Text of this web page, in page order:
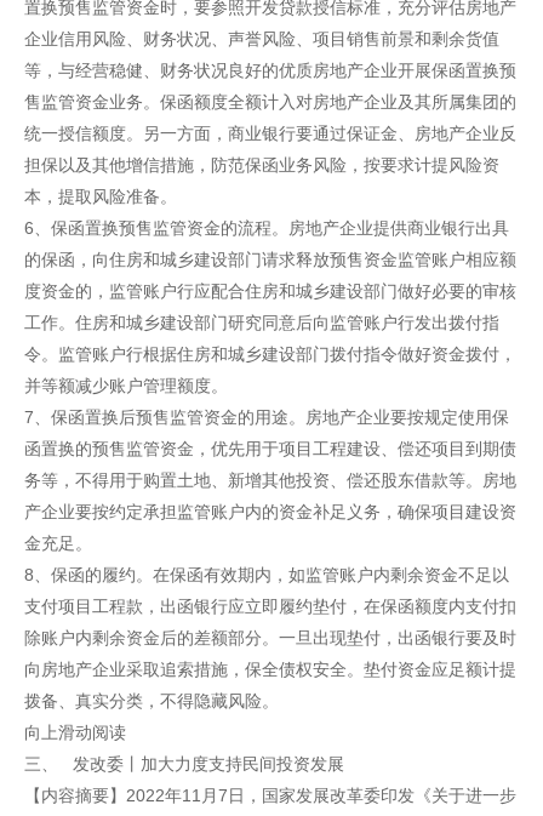
置换预售监管资金时，要参照开发贷款授信标准，充分评估房地产
企业信用风险、财务状况、声誉风险、项目销售前景和剩余货值
等，与经营稳健、财务状况良好的优质房地产企业开展保函置换预
售监管资金业务。保函额度全额计入对房地产企业及其所属集团的
统一授信额度。另一方面，商业银行要通过保证金、房地产企业反
担保以及其他增信措施，防范保函业务风险，按要求计提风险资
本，提取风险准备。
6、保函置换预售监管资金的流程。房地产企业提供商业银行出具
的保函，向住房和城乡建设部门请求释放预售资金监管账户相应额
度资金的，监管账户行应配合住房和城乡建设部门做好必要的审核
工作。住房和城乡建设部门研究同意后向监管账户行发出拨付指
令。监管账户行根据住房和城乡建设部门拨付指令做好资金拨付，
并等额减少账户管理额度。
7、保函置换后预售监管资金的用途。房地产企业要按规定使用保
函置换的预售监管资金，优先用于项目工程建设、偿还项目到期债
务等，不得用于购置土地、新增其他投资、偿还股东借款等。房地
产企业要按约定承担监管账户内的资金补足义务，确保项目建设资
金充足。
8、保函的履约。在保函有效期内，如监管账户内剩余资金不足以
支付项目工程款，出函银行应立即履约垫付，在保函额度内支付扣
除账户内剩余资金后的差额部分。一旦出现垫付，出函银行要及时
向房地产企业采取追索措施，保全债权安全。垫付资金应足额计提
拨备、真实分类，不得隐藏风险。
向上滑动阅读
三、 发改委丨加大力度支持民间投资发展
【内容摘要】2022年11月7日，国家发展改革委印发《关于进一步